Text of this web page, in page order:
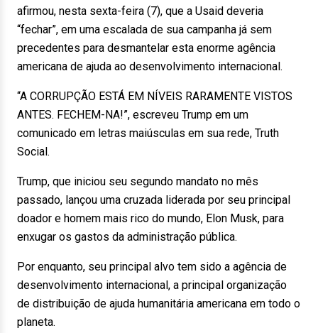
afirmou, nesta sexta-feira (7), que a Usaid deveria
“fechar”, em uma escalada de sua campanha já sem
precedentes para desmantelar esta enorme agência
americana de ajuda ao desenvolvimento internacional.
“A CORRUPÇÃO ESTÁ EM NÍVEIS RARAMENTE VISTOS
ANTES. FECHEM-NA!”, escreveu Trump em um
comunicado em letras maiúsculas em sua rede, Truth
Social.
Trump, que iniciou seu segundo mandato no mês
passado, lançou uma cruzada liderada por seu principal
doador e homem mais rico do mundo, Elon Musk, para
enxugar os gastos da administração pública.
Por enquanto, seu principal alvo tem sido a agência de
desenvolvimento internacional, a principal organização
de distribuição de ajuda humanitária americana em todo o
planeta.